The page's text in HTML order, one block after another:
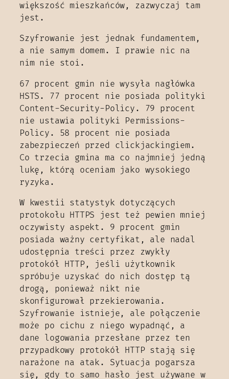
większość mieszkańców, zazwyczaj tam
jest.
Szyfrowanie jest jednak fundamentem,
a nie samym domem. I prawie nic na
nim nie stoi.
67 procent gmin nie wysyła nagłówka
HSTS. 77 procent nie posiada polityki
Content-Security-Policy. 79 procent
nie ustawia polityki Permissions-
Policy. 58 procent nie posiada
zabezpieczeń przed clickjackingiem.
Co trzecia gmina ma co najmniej jedną
lukę, którą oceniam jako wysokiego
ryzyka.
W kwestii statystyk dotyczących
protokołu HTTPS jest też pewien mniej
oczywisty aspekt. 9 procent gmin
posiada ważny certyfikat, ale nadal
udostępnia treści przez zwykły
protokół HTTP, jeśli użytkownik
spróbuje uzyskać do nich dostęp tą
drogą, ponieważ nikt nie
skonfigurował przekierowania.
Szyfrowanie istnieje, ale połączenie
może po cichu z niego wypadnąć, a
dane logowania przesłane przez ten
przypadkowy protokół HTTP stają się
narażone na atak. Sytuacja pogarsza
się, gdy to samo hasło jest używane w